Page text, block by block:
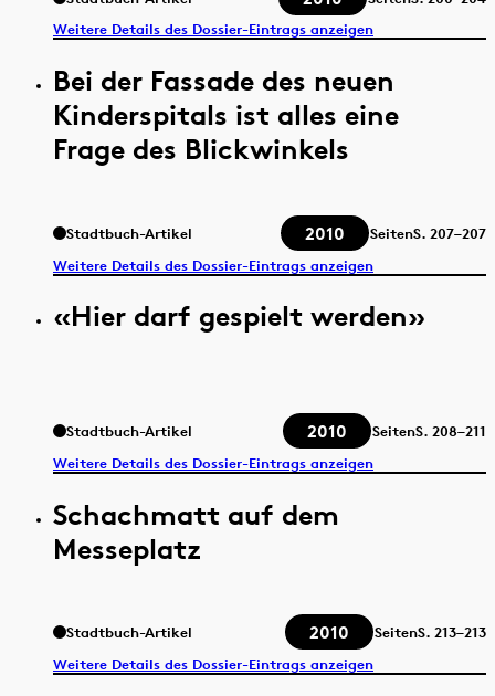
Weitere Details des Dossier-Eintrags anzeigen
Bei der Fassade des neuen
Kinderspitals ist alles eine
Frage des Blickwinkels
Stadtbuch-Artikel 2010 SeitenS. 207–207
Weitere Details des Dossier-Eintrags anzeigen
«Hier darf gespielt werden»
Stadtbuch-Artikel 2010 SeitenS. 208–211
Weitere Details des Dossier-Eintrags anzeigen
Schachmatt auf dem
Messeplatz
Stadtbuch-Artikel 2010 SeitenS. 213–213
Weitere Details des Dossier-Eintrags anzeigen